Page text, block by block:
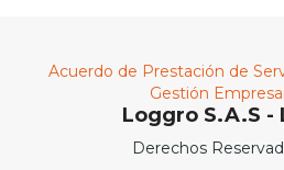
Acuerdo de Prestación de
Gestión
Loggro S.A.S -
Derechos